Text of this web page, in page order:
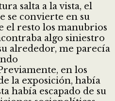
salta a la vista, el
se convierte en su
el resto los manubrios
algo siniestro
alrededor, me parecía
en los
la exposición, había
había escapado de su